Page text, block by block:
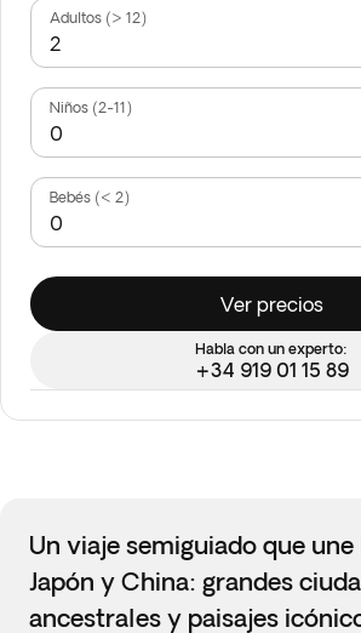
Adultos (> 12)
Niños (2-11)
Bebés (< 2)
Ver precios
Habla con un experto:
+34 919 01 15 89
Un viaje semiguiado que une
Japón y China: grandes
ancestrales y paisajes